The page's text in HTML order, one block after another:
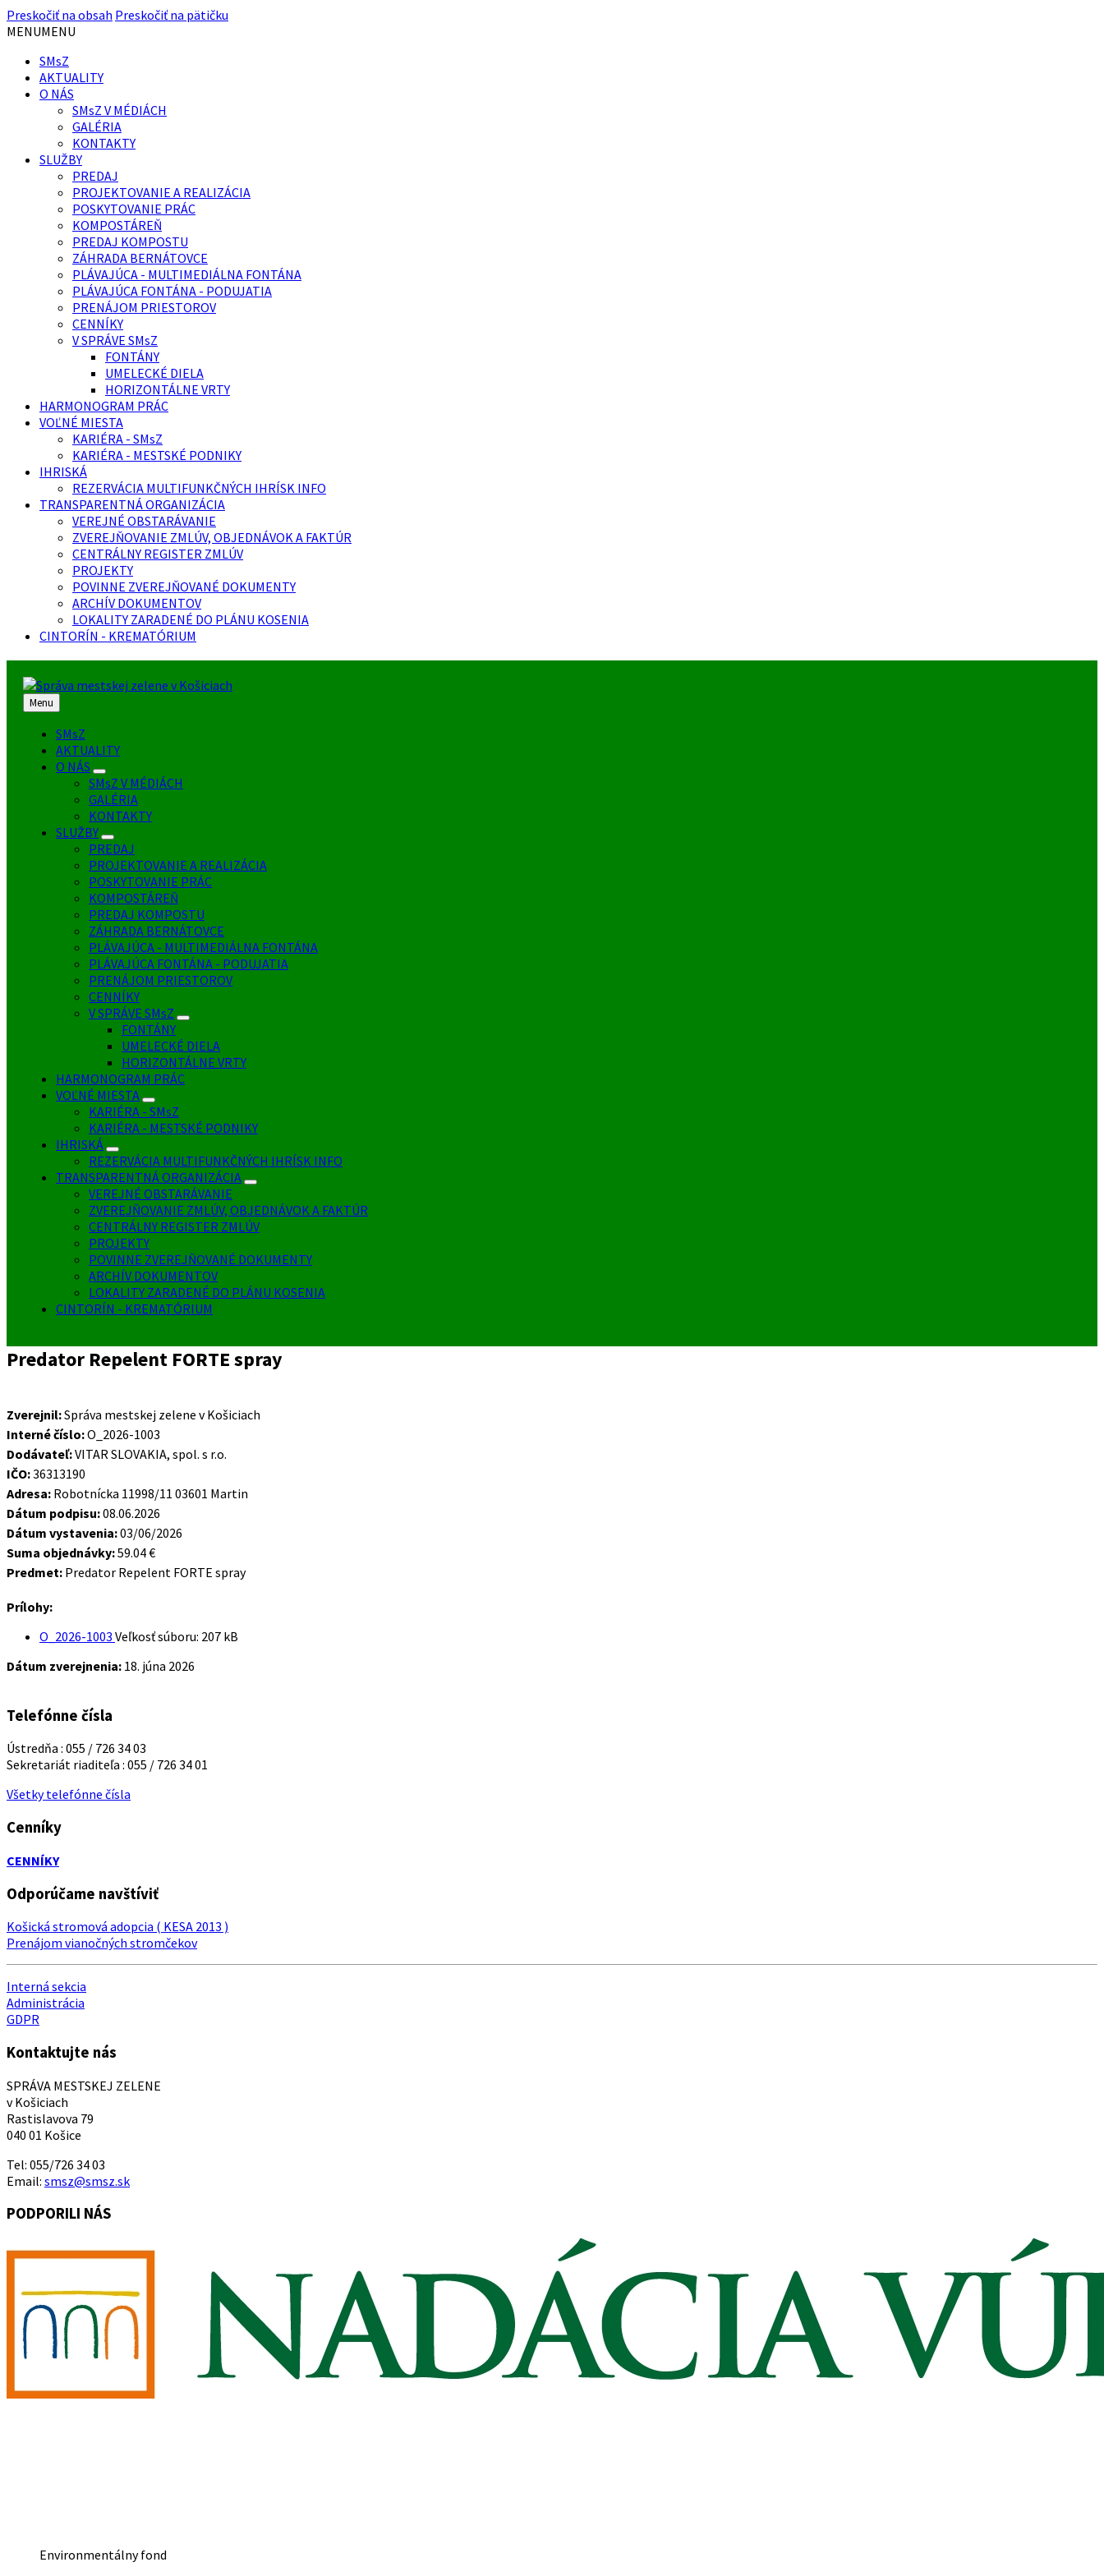
Preskočiť na obsah Preskočiť na pätičku
MENUMENU
SMsZ
AKTUALITY
O NÁS
SMsZ V MÉDIÁCH
GALÉRIA
KONTAKTY
SLUŽBY
PREDAJ
PROJEKTOVANIE A REALIZÁCIA
POSKYTOVANIE PRÁC
KOMPOSTÁREŇ
PREDAJ KOMPOSTU
ZÁHRADA BERNÁTOVCE
PLÁVAJÚCA - MULTIMEDIÁLNA FONTÁNA
PLÁVAJÚCA FONTÁNA - PODUJATIA
PRENÁJOM PRIESTOROV
CENNÍKY
V SPRÁVE SMsZ
FONTÁNY
UMELECKÉ DIELA
HORIZONTÁLNE VRTY
HARMONOGRAM PRÁC
VOĽNÉ MIESTA
KARIÉRA - SMsZ
KARIÉRA - MESTSKÉ PODNIKY
IHRISKÁ
REZERVÁCIA MULTIFUNKČNÝCH IHRÍSK INFO
TRANSPARENTNÁ ORGANIZÁCIA
VEREJNÉ OBSTARÁVANIE
ZVEREJŇOVANIE ZMLÚV, OBJEDNÁVOK A FAKTÚR
CENTRÁLNY REGISTER ZMLÚV
PROJEKTY
POVINNE ZVEREJŇOVANÉ DOKUMENTY
ARCHÍV DOKUMENTOV
LOKALITY ZARADENÉ DO PLÁNU KOSENIA
CINTORÍN - KREMATÓRIUM
Menu
SMsZ
AKTUALITY
O NÁS
SMsZ V MÉDIÁCH
GALÉRIA
KONTAKTY
SLUŽBY
PREDAJ
PROJEKTOVANIE A REALIZÁCIA
POSKYTOVANIE PRÁC
KOMPOSTÁREŇ
PREDAJ KOMPOSTU
ZÁHRADA BERNÁTOVCE
PLÁVAJÚCA - MULTIMEDIÁLNA FONTÁNA
PLÁVAJÚCA FONTÁNA - PODUJATIA
PRENÁJOM PRIESTOROV
CENNÍKY
V SPRÁVE SMsZ
FONTÁNY
UMELECKÉ DIELA
HORIZONTÁLNE VRTY
HARMONOGRAM PRÁC
VOĽNÉ MIESTA
KARIÉRA - SMsZ
KARIÉRA - MESTSKÉ PODNIKY
IHRISKÁ
REZERVÁCIA MULTIFUNKČNÝCH IHRÍSK INFO
TRANSPARENTNÁ ORGANIZÁCIA
VEREJNÉ OBSTARÁVANIE
ZVEREJŇOVANIE ZMLÚV, OBJEDNÁVOK A FAKTÚR
CENTRÁLNY REGISTER ZMLÚV
PROJEKTY
POVINNE ZVEREJŇOVANÉ DOKUMENTY
ARCHÍV DOKUMENTOV
LOKALITY ZARADENÉ DO PLÁNU KOSENIA
CINTORÍN - KREMATÓRIUM
Predator Repelent FORTE spray
Zverejnil:Správa mestskej zelene v Košiciach
Interné číslo:O_2026-1003
Dodávateľ:VITAR SLOVAKIA, spol. s r.o.
IČO:36313190
Adresa: Robotnícka 11998/11 03601 Martin
Dátum podpisu:08.06.2026
Dátum vystavenia:03/06/2026
Suma objednávky:59.04 €
Predmet: Predator Repelent FORTE spray
Prílohy:
O_2026-1003 Veľkosť súboru: 207 kB
Dátum zverejnenia: 18. júna 2026
Telefónne čísla
Ústredňa : 055 / 726 34 03
Sekretariát riaditeľa : 055 / 726 34 01
Všetky telefónne čísla
Cenníky
CENNÍKY
Odporúčame navštíviť
Košická stromová adopcia ( KESA 2013 )
Prenájom vianočných stromčekov
Interná sekcia
Administrácia
GDPR
Kontaktujte nás
SPRÁVA MESTSKEJ ZELENE
v Košiciach
Rastislavova 79
040 01 Košice
Tel: 055/726 34 03
Email: smsz@smsz.sk
PODPORILI NÁS
Environmentálny fond